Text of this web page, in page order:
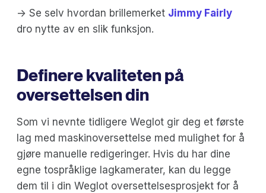
-> Se selv hvordan brillemerket Jimmy Fairly
dro nytte av en slik funksjon.
Definere kvaliteten på
oversettelsen din
Som vi nevnte tidligere Weglot gir deg et første
lag med maskinoversettelse med mulighet for å
gjøre manuelle redigeringer. Hvis du har dine
egne tospråklige lagkamerater, kan du legge
dem til i din Weglot oversettelsesprosjekt for å